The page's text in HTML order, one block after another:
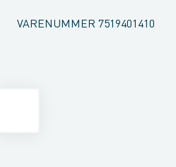
VARENUMMER 7519401410